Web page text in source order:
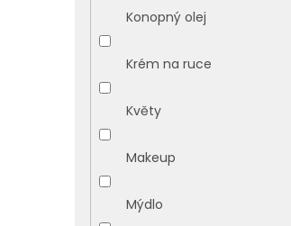
Konopný olej
Krém na ruce
Květy
Makeup
Mýdlo